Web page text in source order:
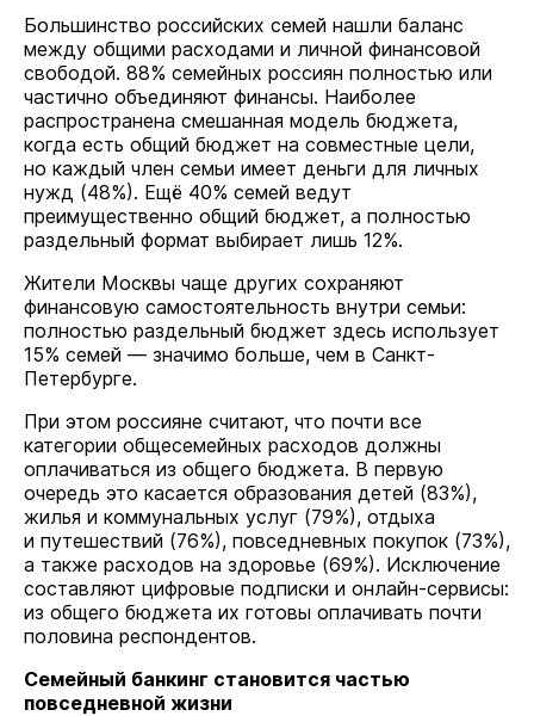
Большинство российских семей нашли баланс
между общими расходами и личной финансовой
свободой. 88% семейных россиян полностью или
частично объединяют финансы. Наиболее
распространена смешанная модель бюджета,
когда есть общий бюджет на совместные цели,
но каждый член семьи имеет деньги для личных
нужд (48%). Ещё 40% семей ведут
преимущественно общий бюджет, а полностью
раздельный формат выбирает лишь 12%.
Жители Москвы чаще других сохраняют
финансовую самостоятельность внутри семьи:
полностью раздельный бюджет здесь использует
15% семей — значимо больше, чем в Санкт-
Петербурге.
При этом россияне считают, что почти все
категории общесемейных расходов должны
оплачиваться из общего бюджета. В первую
очередь это касается образования детей (83%),
жилья и коммунальных услуг (79%), отдыха
и путешествий (76%), повседневных покупок (73%),
а также расходов на здоровье (69%). Исключение
составляют цифровые подписки и онлайн-сервисы:
из общего бюджета их готовы оплачивать почти
половина респондентов.
Семейный банкинг становится частью
повседневной жизни